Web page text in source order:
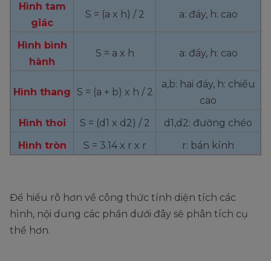
Hình tam
giác
S = (a x h) / 2 a: đáy, h: cao
Hình bình
hành
S = a x h a: đáy, h: cao
Hình thang S = (a + b) x h / 2
a,b: hai đáy, h: chiều
cao
Hình thoi
S = (d1 x d2) / 2
d1,d2: đường chéo
Hình tròn
S = 3.14 x r x r r: bán kính
Để hiểu rõ hơn về công thức tính diện tích các
hình, nội dung các phần dưới đây sẽ phân tích cụ
thể hơn.